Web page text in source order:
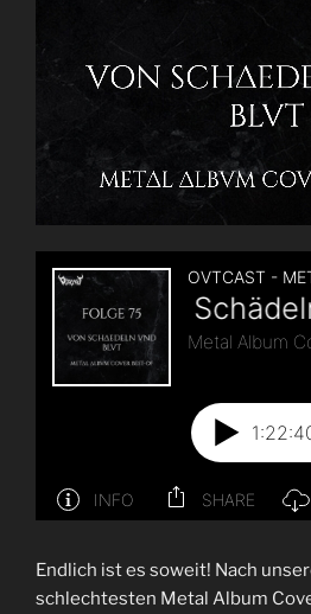
Endlich ist es soweit! Nach
schlechtesten Metal Album